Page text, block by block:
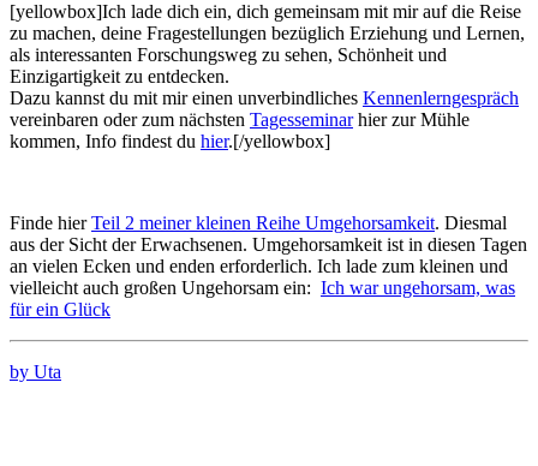
[yellowbox]Ich lade dich ein, dich gemeinsam mit mir auf die Reise
zu machen, deine Fragestellungen bezüglich Erziehung und Lernen,
als interessanten Forschungsweg zu sehen, Schönheit und
Einzigartigkeit zu entdecken.
Dazu kannst du mit mir einen unverbindliches Kennenlerngespräch
vereinbaren oder zum nächsten Tagesseminarhier zur Mühle
kommen, Info findest du hier.[/yellowbox]
Finde hierTeil 2 meiner kleinen Reihe Umgehorsamkeit. Diesmal
aus der Sicht der Erwachsenen. Umgehorsamkeit ist in diesen Tagen
an vielen Ecken und enden erforderlich. Ich lade zum kleinen und
vielleicht auch großen Ungehorsam ein: Ich war ungehorsam, was
für ein Glück
by Uta